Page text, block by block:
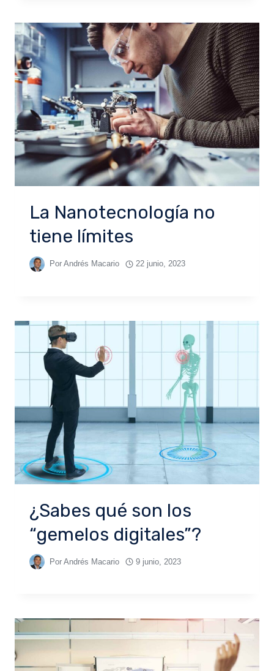
La Nanotecnología no
tiene límites
Por Andrés Macario 22 junio, 2023
¿Sabes qué son los
“gemelos digitales”?
Por Andrés Macario 9 junio, 2023